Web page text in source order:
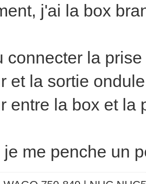
j'ai la box
connecter la
et la sortie
entre la box et la
je me penche un